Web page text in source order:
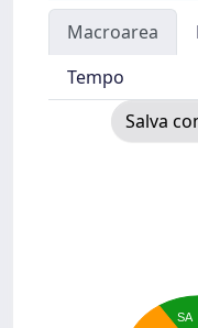
Macroarea
Tempo
Salva
SA